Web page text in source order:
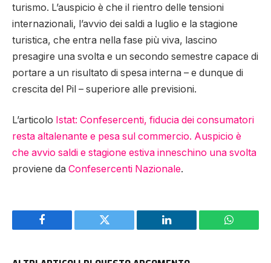
turismo. L’auspicio è che il rientro delle tensioni
internazionali, l’avvio dei saldi a luglio e la stagione
turistica, che entra nella fase più viva, lascino
presagire una svolta e un secondo semestre capace di
portare a un risultato di spesa interna – e dunque di
crescita del Pil – superiore alle previsioni.
L’articolo Istat: Confesercenti, fiducia dei consumatori
resta altalenante e pesa sul commercio. Auspicio è
che avvio saldi e stagione estiva inneschino una svolta
proviene da Confesercenti Nazionale.
Facebook Twitter LinkedIn